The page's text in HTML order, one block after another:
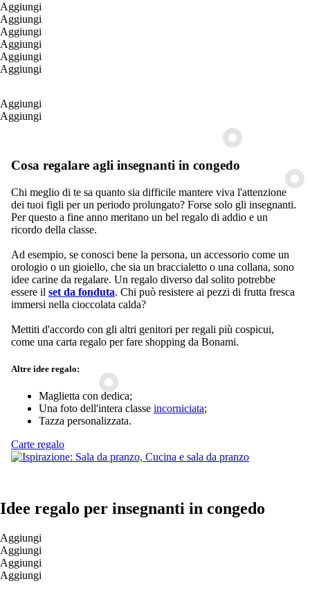
Aggiungi
Aggiungi
Aggiungi
Aggiungi
Aggiungi
Aggiungi
Aggiungi
Aggiungi
Cosa regalare agli insegnanti in congedo
Chi meglio di te sa quanto sia difficile mantere viva l'attenzione
dei tuoi figli per un periodo prolungato? Forse solo gli insegnanti.
Per questo a fine anno meritano un bel regalo di addio e un
ricordo della classe.
Ad esempio, se conosci bene la persona, un accessorio come un
orologio o un gioiello, che sia un braccialetto o una collana, sono
idee carine da regalare. Un regalo diverso dal solito potrebbe
essere il set da fonduta. Chi può resistere ai pezzi di frutta fresca
immersi nella cioccolata calda?
Mettiti d'accordo con gli altri genitori per regali più cospicui,
come una carta regalo per fare shopping da Bonami.
Altre idee regalo:
Maglietta con dedica;
Una foto dell'intera classe incorniciata;
Tazza personalizzata.
Carte regalo
Idee regalo per insegnanti in congedo
Aggiungi
Aggiungi
Aggiungi
Aggiungi